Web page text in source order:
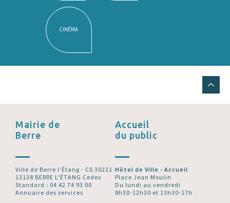
CINÉMA
Mairie de
Berre
Ville de Berre l’Étang - CS 30221
13138 BERRE L'ÉTANG Cedex
Standard : 04 42 74 93 00
Annuaire des services
Accueil
du public
Hôtel de Ville - Accueil
Place Jean Moulin
Du lundi au vendredi
8h30-12h30 et 13h30-17h